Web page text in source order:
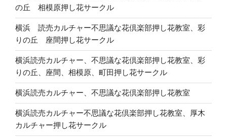
の丘 相模原押し花サークル
横浜 読売カルチャー不思議な花倶楽部押し花教室、彩
りの丘 座間押し花サークル
横浜読売カルチャー、不思議な花倶楽部押し花教室、彩
りの丘、座間、相模原、町田押し花サークル
横浜読売カルチャー、不思議な花倶楽部押し花教室
横浜読売カルチャー不思議な花倶楽部押し花教室、厚木
カルチャー押し花サークル